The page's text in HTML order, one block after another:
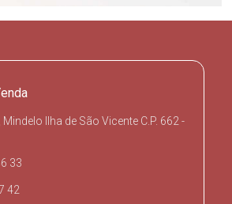
Ilha de São Vicente C.P. 662 -
33
42